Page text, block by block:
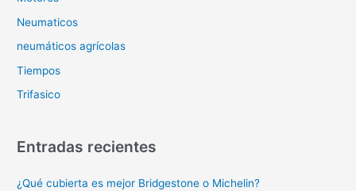
Neumaticos
neumáticos agrícolas
Tiempos
Trifasico
Entradas recientes
¿Qué cubierta es mejor Bridgestone o Michelin?